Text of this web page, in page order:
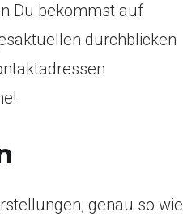
Du bekommst auf
durchblicken
genau so wie